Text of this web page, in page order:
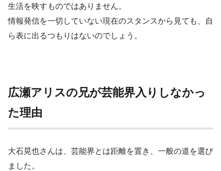
生活を映すものではありません。
情報発信を一切していない現在のスタンスから見ても、自
ら表に出るつもりはないのでしょう。
広瀬アリスの兄が芸能界入りしなかっ
た理由
大石晃也さんは、芸能界とは距離を置き、一般の道を選び
ました。